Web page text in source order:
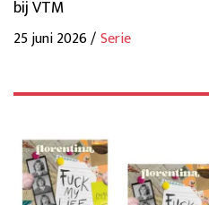
bij VTM
25 juni 2026 /Serie